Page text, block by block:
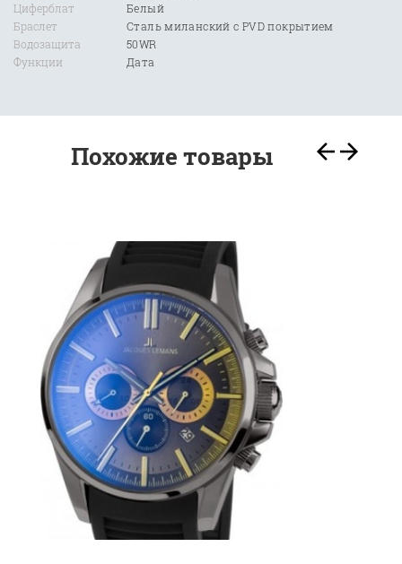
Циферблат
Браслет
Водозащита
Функции
Белый
Сталь миланский с PVD покрытием
50WR
Дата
Похожие товары